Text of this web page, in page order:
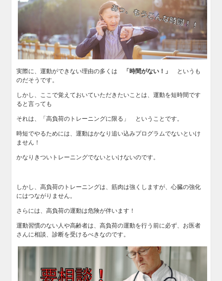
実際に、運動ができない理由の多くは 「時間がない！」
というも
のだそうです。
しかし、ここで覚えておいていただきたいことは、運動を短時間です
ると言っても
それは、「高負荷のトレーニングに限る」 ということです。
時短でやるためには、運動はかなり追い込みプログラムでないといけ
ません！
かなりきついトレーニングでないといけないのです。
しかし、高負荷のトレーニングは、筋肉は強くしますが、心臓の強化
にはつながりません。
さらには、高負荷の運動は危険が伴います！
運動習慣のない人や高齢者は、高負荷の運動を行う前に必ず、お医者
さんに相談、診断を受けるべきなのです。